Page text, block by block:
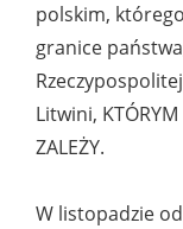
polskim,
granice
Litwini, KTÓRYM
ZALEŻY.
W listopadzie